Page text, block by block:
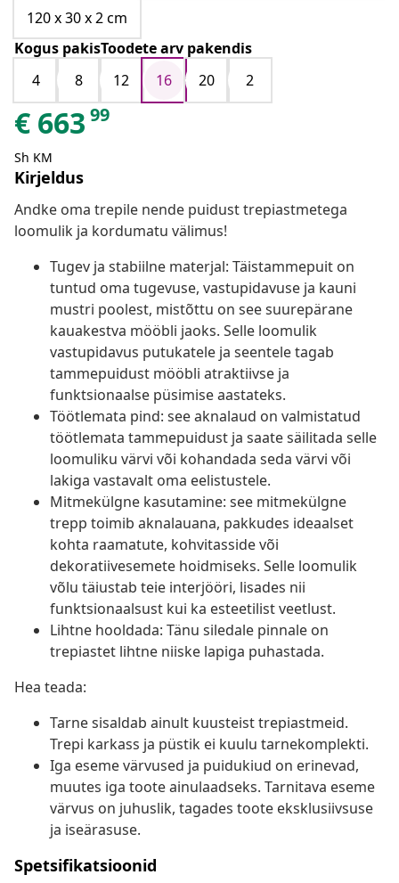
120 x 30 x 2 cm
Kogus pakisToodete arv pakendis
4
8 12 16 20 2
€ 663 99
Sh KM
Kirjeldus
Andke oma trepile nende puidust trepiastmetega
loomulik ja kordumatu välimus!
Tugev ja stabiilne materjal: Täistammepuit on
tuntud oma tugevuse, vastupidavuse ja kauni
mustri poolest, mistõttu on see suurepärane
kauakestva mööbli jaoks. Selle loomulik
vastupidavus putukatele ja seentele tagab
tammepuidust mööbli atraktiivse ja
funktsionaalse püsimise aastateks.
Töötlemata pind: see aknalaud on valmistatud
töötlemata tammepuidust ja saate säilitada selle
loomuliku värvi või kohandada seda värvi või
lakiga vastavalt oma eelistustele.
Mitmekülgne kasutamine: see mitmekülgne
trepp toimib aknalauana, pakkudes ideaalset
kohta raamatute, kohvitasside või
dekoratiivesemete hoidmiseks. Selle loomulik
võlu täiustab teie interjööri, lisades nii
funktsionaalsust kui ka esteetilist veetlust.
Lihtne hooldada: Tänu siledale pinnale on
trepiastet lihtne niiske lapiga puhastada.
Hea teada:
Tarne sisaldab ainult kuusteist trepiastmeid.
Trepi karkass ja püstik ei kuulu tarnekomplekti.
Iga eseme värvused ja puidukiud on erinevad,
muutes iga toote ainulaadseks. Tarnitava eseme
värvus on juhuslik, tagades toote eksklusiivsuse
ja iseärasuse.
Spetsifikatsioonid